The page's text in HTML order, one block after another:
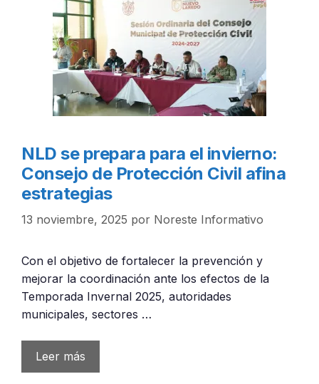
NLD se prepara para el invierno:
Consejo de Protección Civil afina
estrategias
13 noviembre, 2025 por Noreste Informativo
Con el objetivo de fortalecer la prevención y
mejorar la coordinación ante los efectos de la
Temporada Invernal 2025, autoridades
municipales, sectores …
Leer más